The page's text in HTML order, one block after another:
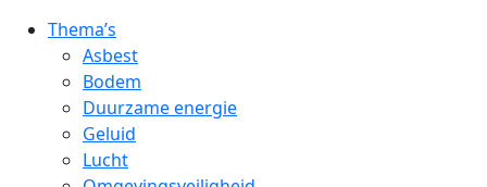
Thema’s
Asbest
Bodem
Duurzame energie
Geluid
Lucht